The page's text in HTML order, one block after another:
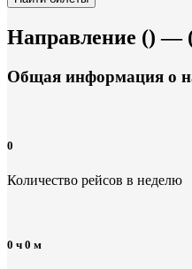
Направление () —
Общая информация о
0
Количество рейсов в неделю
0 ч 0 м